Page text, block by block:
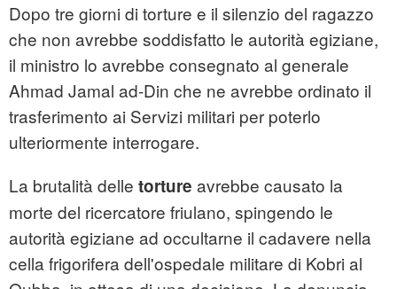
Dopo tre giorni di torture e il silenzio del ragazzo
che non avrebbe soddisfatto le autorità egiziane,
il ministro lo avrebbe consegnato al generale
Ahmad Jamal ad-Din che ne avrebbe ordinato il
trasferimento ai Servizi militari per poterlo
ulteriormente interrogare.
La brutalità delle torture avrebbe causato la
morte del ricercatore friulano, spingendo le
autorità egiziane ad occultarne il cadavere nella
cella frigorifera dell'ospedale militare di Kobri al